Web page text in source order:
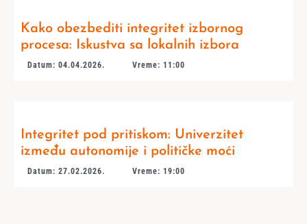
Kako obezbediti integritet izbornog
procesa: Iskustva sa lokalnih izbora
Datum: 04.04.2026. Vreme: 11:00
Integritet pod pritiskom: Univerzitet
između autonomije i političke moći
Datum: 27.02.2026. Vreme: 19:00